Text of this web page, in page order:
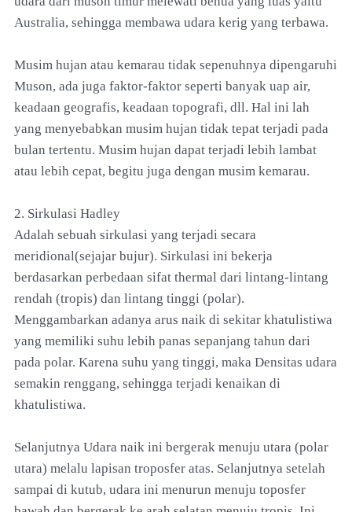
Australia, sehingga membawa udara kerig yang terbawa.
Musim hujan atau kemarau tidak sepenuhnya dipengaruhi
Muson, ada juga faktor-faktor seperti banyak uap air,
keadaan geografis, keadaan topografi, dll. Hal ini lah
yang menyebabkan musim hujan tidak tepat terjadi pada
bulan tertentu. Musim hujan dapat terjadi lebih lambat
atau lebih cepat, begitu juga dengan musim kemarau.
2. Sirkulasi Hadley
Adalah sebuah sirkulasi yang terjadi secara
meridional(sejajar bujur). Sirkulasi ini bekerja
berdasarkan perbedaan sifat thermal dari lintang-lintang
rendah (tropis) dan lintang tinggi (polar).
Menggambarkan adanya arus naik di sekitar khatulistiwa
yang memiliki suhu lebih panas sepanjang tahun dari
pada polar. Karena suhu yang tinggi, maka Densitas udara
semakin renggang, sehingga terjadi kenaikan di
khatulistiwa.
Selanjutnya Udara naik ini bergerak menuju utara (polar
utara) melalu lapisan troposfer atas. Selanjutnya setelah
sampai di kutub, udara ini menurun menuju toposfer